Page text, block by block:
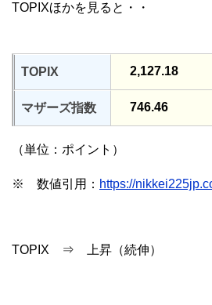
TOPIXほかを見ると・・
TOPIX 2,127.18
マザーズ指数 746.46
（単位：ポイント）
※ 数値引用： https://
TOPIX ⇒ 上昇（続伸）